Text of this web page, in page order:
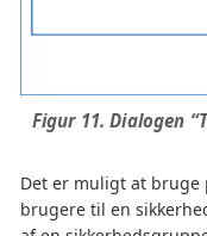
Figur 11. Dialogen
Det er muligt at
brugere til en